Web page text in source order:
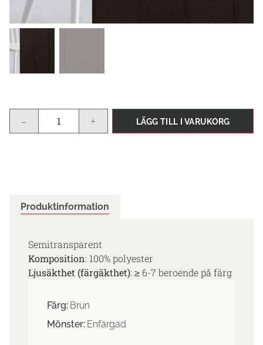
- + LÄGG TILL I VARUKORG
Produktinformation
Semitransparent
Komposition: 100% polyester
Ljusäkthet (färgäkthet): ≥ 6-7 beroende på färg
Färg: Brun
Mönster: Enfärgad